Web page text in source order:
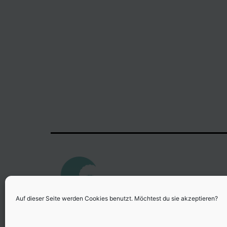
Auf dieser Seite werden Cookies benutzt. Möchtest du sie akzeptieren?